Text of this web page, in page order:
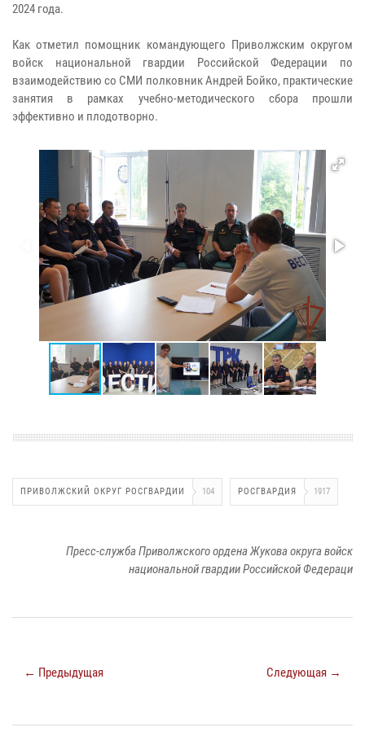
2024 года.
Как отметил помощник командующего Приволжским округом
войск национальной гвардии Российской Федерации по
взаимодействию со СМИ полковник Андрей Бойко, практические
занятия в рамках учебно-методического сбора прошли
эффективно и плодотворно.
ПРИВОЛЖСКИЙ ОКРУГ РОСГВАРДИИ 104 РОСГВАРДИЯ 1917
Пресс-служба Приволжского ордена Жукова округа войск
национальной гвардии Российской Федераци
← Предыдущая Следующая →